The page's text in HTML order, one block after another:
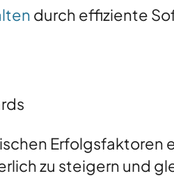
durch effiziente
Erfolgsfaktoren
zu steigern und